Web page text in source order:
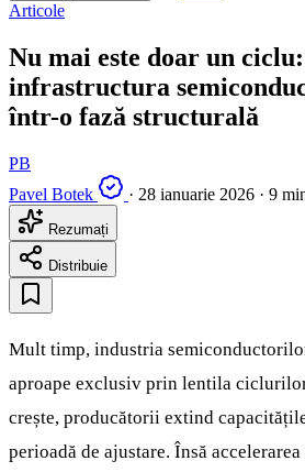
Articole
Nu mai este doar un ciclu:
infrastructura
într-o fază structurală
PB
Pavel Botek
· 28 ianuarie 2026 · 9
Rezumați
Distribuie
Mult timp, industria
aproape exclusiv prin lentila
crește, producătorii extind
perioadă de ajustare. Însă